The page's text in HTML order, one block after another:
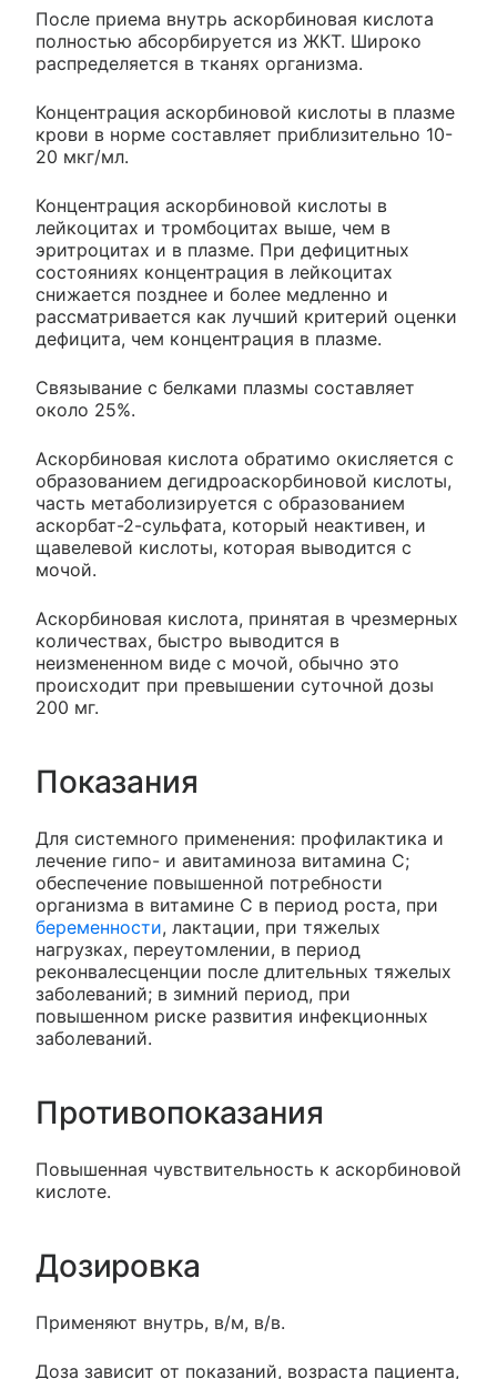
После приема внутрь аскорбиновая кислота
полностью абсорбируется из ЖКТ. Широко
распределяется в тканях организма.
Концентрация аскорбиновой кислоты в плазме
крови в норме составляет приблизительно 10-
20 мкг/мл.
Концентрация аскорбиновой кислоты в
лейкоцитах и тромбоцитах выше, чем в
эритроцитах и в плазме. При дефицитных
состояниях концентрация в лейкоцитах
снижается позднее и более медленно и
рассматривается как лучший критерий оценки
дефицита, чем концентрация в плазме.
Связывание с белками плазмы составляет
около 25%.
Аскорбиновая кислота обратимо окисляется с
образованием дегидроаскорбиновой кислоты,
часть метаболизируется с образованием
аскорбат-2-сульфата, который неактивен, и
щавелевой кислоты, которая выводится с
мочой.
Аскорбиновая кислота, принятая в чрезмерных
количествах, быстро выводится в
неизмененном виде с мочой, обычно это
происходит при превышении суточной дозы
200 мг.
Показания
Для системного применения: профилактика и
лечение гипо- и авитаминоза витамина С;
обеспечение повышенной потребности
организма в витамине С в период роста, при
беременности, лактации, при тяжелых
нагрузках, переутомлении, в период
реконвалесценции после длительных тяжелых
заболеваний; в зимний период, при
повышенном риске развития инфекционных
заболеваний.
Противопоказания
Повышенная чувствительность к аскорбиновой
кислоте.
Дозировка
Применяют внутрь, в/м, в/в.
Доза зависит от показаний, возраста пациента,